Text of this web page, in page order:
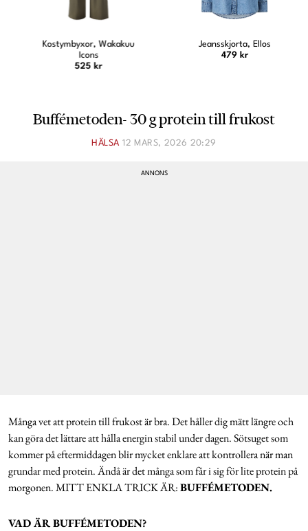
Kostymbyxor, Wakakuu
Icons
525 kr
Jeansskjorta, Ellos
479 kr
Buffémetoden- 30 g protein till frukost
HÄLSA 12 MARS, 2026 20:29
Många vet att protein till frukost är bra. Det håller dig mätt längre och
kan göra det lättare att hålla energin stabil under dagen. Sötsuget som
kommer på eftermiddagen blir mycket enklare att kontrollera när man
grundar med protein. Ändå är det många som får i sig för lite protein på
morgonen. MITT ENKLA TRICK ÄR:BUFFÉMETODEN.
VAD ÄR BUFFÉMETODEN?